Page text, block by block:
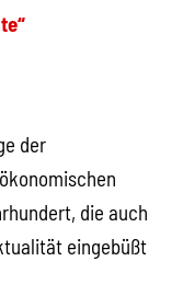
der
die auch
eingebüßt